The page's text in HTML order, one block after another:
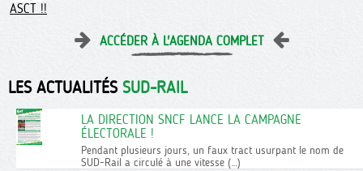
ASCT !!
ACCÉDER À L'AGENDA COMPLET
LES ACTUALITÉS SUD-RAIL
LA DIRECTION SNCF LANCE LA CAMPAGNE
ÉLECTORALE !
Pendant plusieurs jours, un faux tract usurpant le nom de
SUD-Rail a circulé à une vitesse (…)